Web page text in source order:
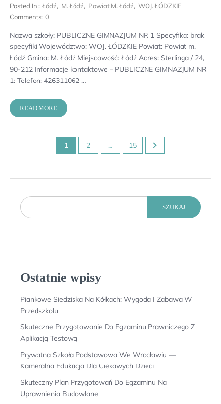
Posted In : Łódź, M. Łódź, Powiat M. Łódź, WOJ. ŁÓDZKIE
Comments: 0
Nazwa szkoły: PUBLICZNE GIMNAZJUM NR 1 Specyfika: brak
specyfiki Województwo: WOJ. ŁÓDZKIE Powiat: Powiat m.
Łódź Gmina: M. Łódź Miejscowość: Łódź Adres: Sterlinga / 24,
90-212 Informacje kontaktowe – PUBLICZNE GIMNAZJUM NR
1: Telefon: 426311062 …
READ MORE
Stronicowanie
1 2 … 15
SZUKAJ
Ostatnie wpisy
Piankowe Siedziska Na Kółkach: Wygoda I Zabawa W
Przedszkolu
Skuteczne Przygotowanie Do Egzaminu Prawniczego Z
Aplikacją Testową
Prywatna Szkoła Podstawowa We Wrocławiu —
Kameralna Edukacja Dla Ciekawych Dzieci
Skuteczny Plan Przygotowań Do Egzaminu Na
Uprawnienia Budowlane